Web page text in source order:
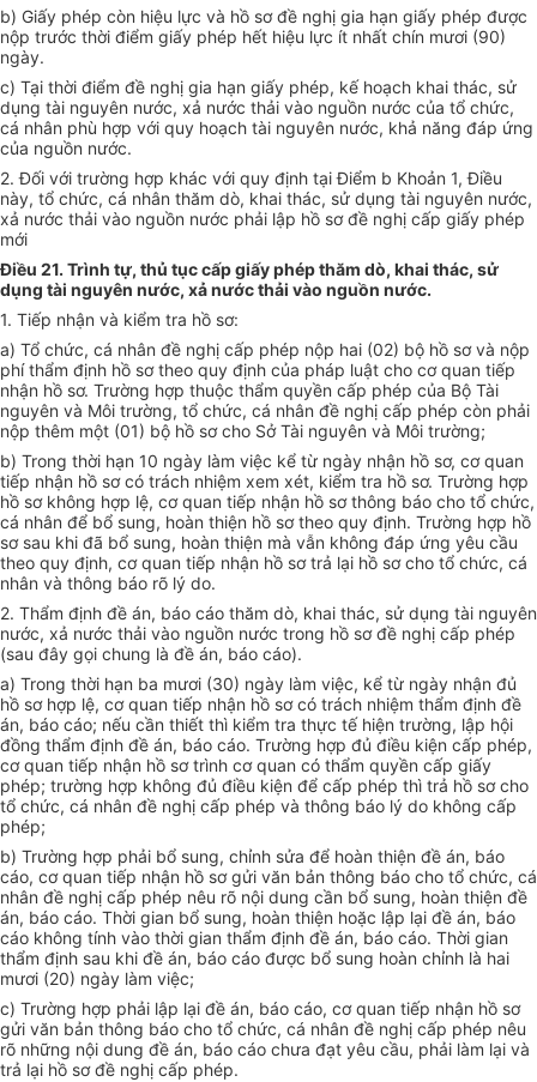
b) Giấy phép còn hiệu lực và hồ sơ đề nghị gia hạn giấy phép được
nộp trước thời điểm giấy phép hết hiệu lực ít nhất chín mươi (90)
ngày.
c) Tại thời điểm đề nghị gia hạn giấy phép, kế hoạch khai thác, sử
dụng tài nguyên nước, xả nước thải vào nguồn nước của tổ chức,
cá nhân phù hợp với quy hoạch tài nguyên nước, khả năng đáp ứng
của nguồn nước.
2. Đối với trường hợp khác với quy định tại Điểm b Khoản 1, Điều
này, tổ chức, cá nhân thăm dò, khai thác, sử dụng tài nguyên nước,
xả nước thải vào nguồn nước phải lập hồ sơ đề nghị cấp giấy phép
mới
Điều 21. Trình tự, thủ tục cấp giấy phép thăm dò, khai thác, sử
dụng tài nguyên nước, xả nước thải vào nguồn nước.
1. Tiếp nhận và kiểm tra hồ sơ:
a) Tổ chức, cá nhân đề nghị cấp phép nộp hai (02) bộ hồ sơ và nộp
phí thẩm định hồ sơ theo quy định của pháp luật cho cơ quan tiếp
nhận hồ sơ. Trường hợp thuộc thẩm quyền cấp phép của Bộ Tài
nguyên và Môi trường, tổ chức, cá nhân đề nghị cấp phép còn phải
nộp thêm một (01) bộ hồ sơ cho Sở Tài nguyên và Môi trường;
b) Trong thời hạn 10 ngày làm việc kể từ ngày nhận hồ sơ, cơ quan
tiếp nhận hồ sơ có trách nhiệm xem xét, kiểm tra hồ sơ. Trường hợp
hồ sơ không hợp lệ, cơ quan tiếp nhận hồ sơ thông báo cho tổ chức,
cá nhân để bổ sung, hoàn thiện hồ sơ theo quy định. Trường hợp hồ
sơ sau khi đã bổ sung, hoàn thiện mà vẫn không đáp ứng yêu cầu
theo quy định, cơ quan tiếp nhận hồ sơ trả lại hồ sơ cho tổ chức, cá
nhân và thông báo rõ lý do.
2. Thẩm định đề án, báo cáo thăm dò, khai thác, sử dụng tài nguyên
nước, xả nước thải vào nguồn nước trong hồ sơ đề nghị cấp phép
(sau đây gọi chung là đề án, báo cáo).
a) Trong thời hạn ba mươi (30) ngày làm việc, kể từ ngày nhận đủ
hồ sơ hợp lệ, cơ quan tiếp nhận hồ sơ có trách nhiệm thẩm định đề
án, báo cáo; nếu cần thiết thì kiểm tra thực tế hiện trường, lập hội
đồng thẩm định đề án, báo cáo. Trường hợp đủ điều kiện cấp phép,
cơ quan tiếp nhận hồ sơ trình cơ quan có thẩm quyền cấp giấy
phép; trường hợp không đủ điều kiện để cấp phép thì trả hồ sơ cho
tổ chức, cá nhân đề nghị cấp phép và thông báo lý do không cấp
phép;
b) Trường hợp phải bổ sung, chỉnh sửa để hoàn thiện đề án, báo
cáo, cơ quan tiếp nhận hồ sơ gửi văn bản thông báo cho tổ chức, cá
nhân đề nghị cấp phép nêu rõ nội dung cần bổ sung, hoàn thiện đề
án, báo cáo. Thời gian bổ sung, hoàn thiện hoặc lập lại đề án, báo
cáo không tính vào thời gian thẩm định đề án, báo cáo. Thời gian
thẩm định sau khi đề án, báo cáo được bổ sung hoàn chỉnh là hai
mươi (20) ngày làm việc;
c) Trường hợp phải lập lại đề án, báo cáo, cơ quan tiếp nhận hồ sơ
gửi văn bản thông báo cho tổ chức, cá nhân đề nghị cấp phép nêu
rõ những nội dung đề án, báo cáo chưa đạt yêu cầu, phải làm lại và
trả lại hồ sơ đề nghị cấp phép.